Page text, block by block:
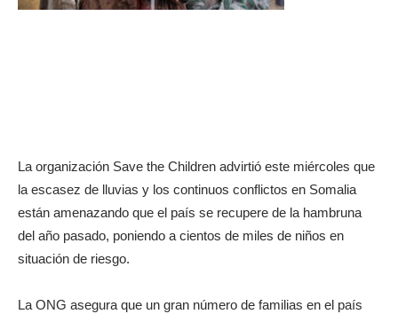
La organización Save the Children advirtió este miércoles que
la escasez de lluvias y los continuos conflictos en Somalia
están amenazando que el país se recupere de la hambruna
del año pasado, poniendo a cientos de miles de niños en
situación de riesgo.
La ONG asegura que un gran número de familias en el país